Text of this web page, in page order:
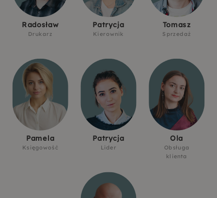
Radosław
Drukarz
Patrycja
Kierownik
Tomasz
Sprzedaż
Pamela
Księgowość
Patrycja
Lider
Ola
Obsługa
klienta